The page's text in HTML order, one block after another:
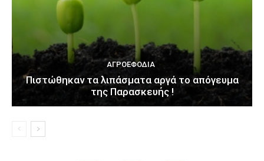
ΑΓΡΟΕΦΌΔΙΑ
Πιστώθηκαν τα λιπάσματα αργά το απόγευμα
της Παρασκευής !